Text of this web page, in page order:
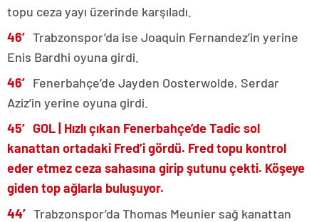
topu ceza yayı üzerinde karşıladı.
46′ Trabzonspor’da ise Joaquin Fernandez’in yerine
Enis Bardhi oyuna girdi.
46′ Fenerbahçe’de Jayden Oosterwolde, Serdar
Aziz’in yerine oyuna girdi.
45′ GOL | Hızlı çıkan Fenerbahçe’de Tadic sol
kanattan ortadaki Fred’i gördü. Fred topu kontrol
eder etmez ceza sahasına girip şutunu çekti. Köşeye
giden top ağlarla buluşuyor.
44′ Trabzonspor’da Thomas Meunier sağ kanattan